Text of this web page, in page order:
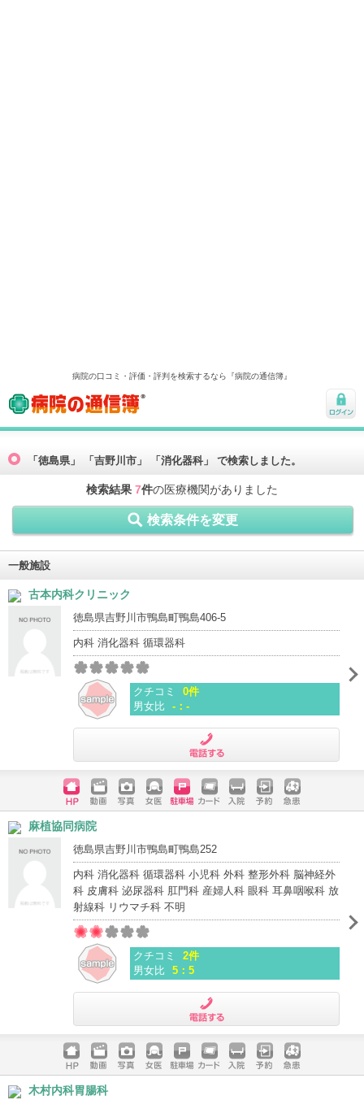
病院の口コミ・評価・評判を検索するなら『病院の通信簿』
病院の通信簿
ログ
「徳島県」 「吉野川市」 「消化器科」 で検索しました。
検索結果 7件の医療機関がありました
検索条件を変更
一般施設
古本内科クリニック
徳島県吉野川市鴨島町鴨島406-5
内科 消化器科 循環器科
クチコミ
0件
男女比 -：-
ホームペ
ージ
動画 写真 女医 駐車場
クレジッ
入院 予約 急患
麻植協同病院
徳島県吉野川市鴨島町鴨島252
内科 消化器科 循環器科 小児科 外科 整形外科 脳神経外
科 皮膚科 泌尿器科 肛門科 産婦人科 眼科 耳鼻咽喉科 放
射線科 リウマチ科 不明
クチコミ
2件
男女比 5：5
ホームペ
ージ
動画 写真 女医 駐車場
クレジッ
入院 予約 急患
木村内科胃腸科